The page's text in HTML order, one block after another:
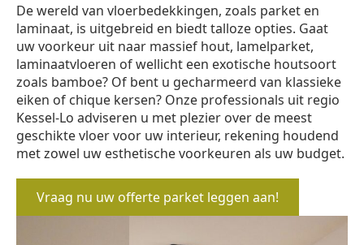
De wereld van vloerbedekkingen, zoals parket en
laminaat, is uitgebreid en biedt talloze opties. Gaat
uw voorkeur uit naar massief hout, lamelparket,
laminaatvloeren of wellicht een exotische houtsoort
zoals bamboe? Of bent u gecharmeerd van klassieke
eiken of chique kersen? Onze professionals uit regio
Kessel-Lo adviseren u met plezier over de meest
geschikte vloer voor uw interieur, rekening houdend
met zowel uw esthetische voorkeuren als uw budget.
Vraag nu uw offerte parket leggen aan!